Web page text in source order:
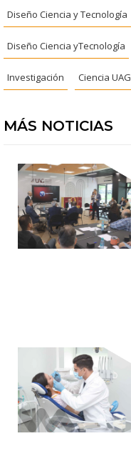
Diseño Ciencia y Tecnología
Diseño Ciencia yTecnología
Investigación Ciencia UAG
MÁS NOTICIAS